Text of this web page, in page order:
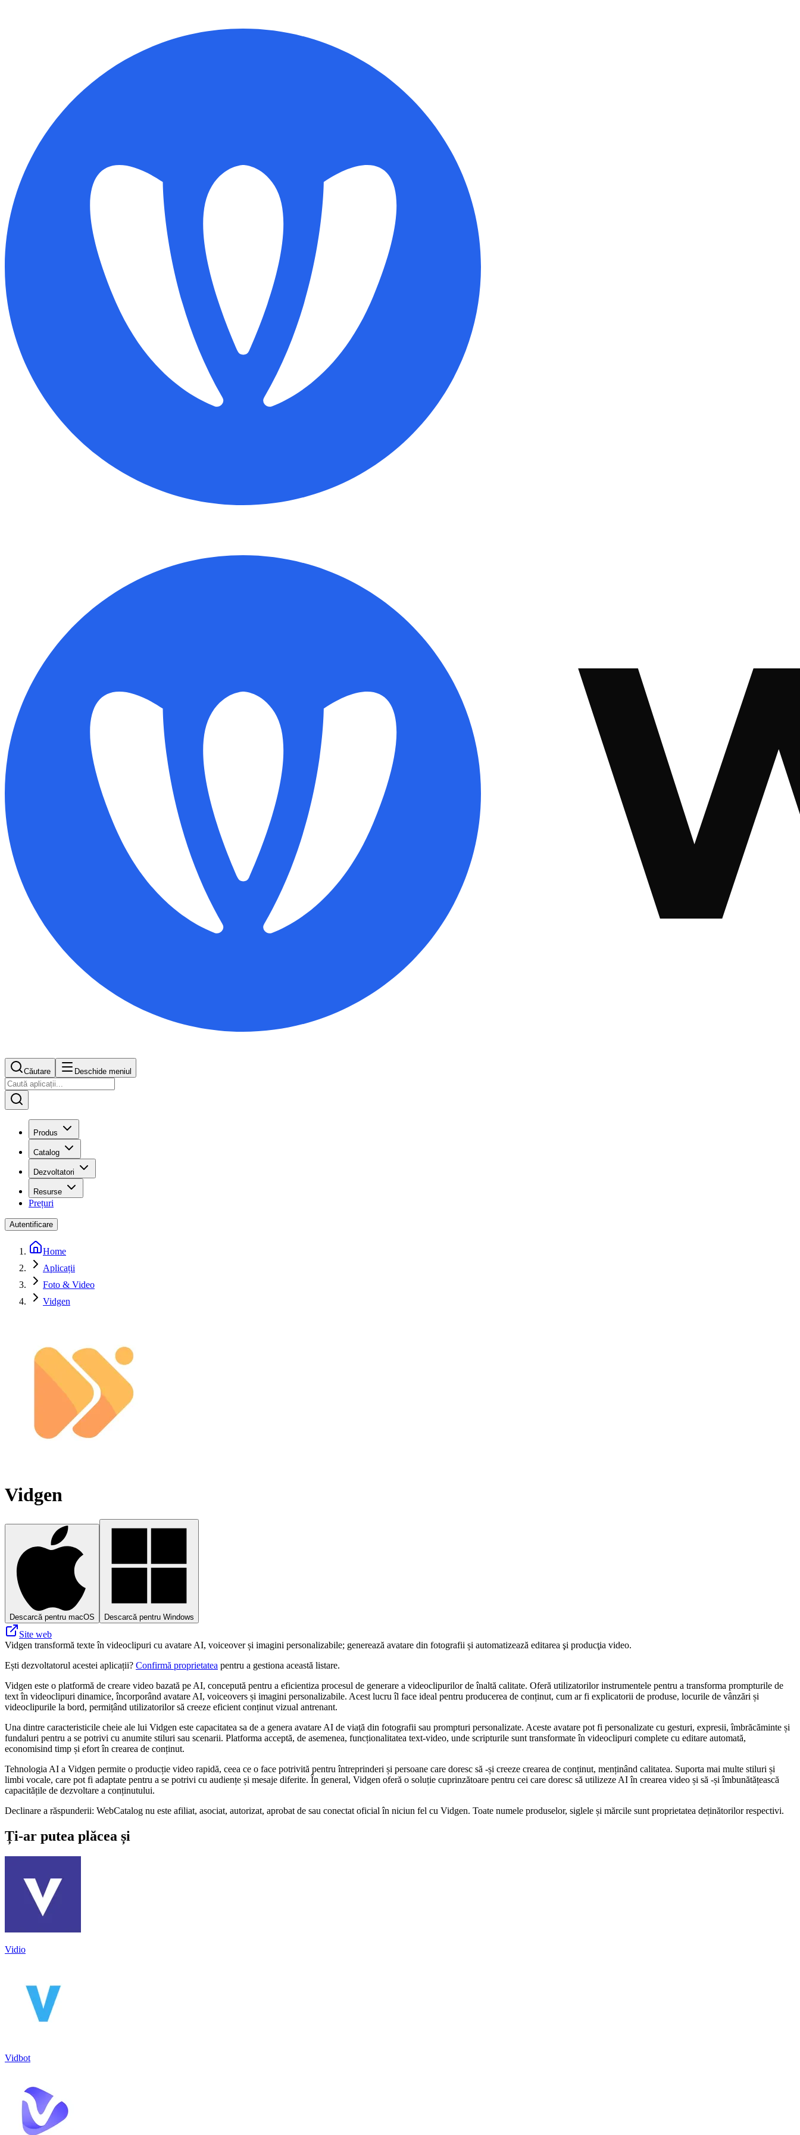
Căutare Deschide meniul
Produs
Catalog
Dezvoltatori
Resurse
Prețuri
Autentificare
Home
Aplicații
Foto & Video
Vidgen
Vidgen
Descarcă pentru macOS Descarcă pentru Windows
Site web
Vidgen transformă texte în videoclipuri cu avatare AI, voiceover și imagini personalizabile; generează avatare din fotografii și automatizează editarea şi producţia video.
Ești dezvoltatorul acestei aplicații? Confirmă proprietatea pentru a gestiona această listare.
Vidgen este o platformă de creare video bazată pe AI, concepută pentru a eficientiza procesul de generare a videoclipurilor de înaltă calitate. Oferă utilizatorilor instrumentele pentru a transforma prompturile de
text în videoclipuri dinamice, încorporând avatare AI, voiceovers și imagini personalizabile. Acest lucru îl face ideal pentru producerea de conținut, cum ar fi explicatorii de produse, locurile de vânzări și
videoclipurile la bord, permițând utilizatorilor să creeze eficient conținut vizual antrenant.
Una dintre caracteristicile cheie ale lui Vidgen este capacitatea sa de a genera avatare AI de viață din fotografii sau prompturi personalizate. Aceste avatare pot fi personalizate cu gesturi, expresii, îmbrăcăminte și
fundaluri pentru a se potrivi cu anumite stiluri sau scenarii. Platforma acceptă, de asemenea, funcționalitatea text-video, unde scripturile sunt transformate în videoclipuri complete cu editare automată,
economisind timp și efort în crearea de conținut.
Tehnologia AI a Vidgen permite o producție video rapidă, ceea ce o face potrivită pentru întreprinderi și persoane care doresc să -și creeze crearea de conținut, menținând calitatea. Suporta mai multe stiluri și
limbi vocale, care pot fi adaptate pentru a se potrivi cu audiențe și mesaje diferite. În general, Vidgen oferă o soluție cuprinzătoare pentru cei care doresc să utilizeze AI în crearea video și să -și îmbunătățească
capacitățile de dezvoltare a conținutului.
Declinare a răspunderii: WebCatalog nu este afiliat, asociat, autorizat, aprobat de sau conectat oficial în niciun fel cu Vidgen. Toate numele produselor, siglele și mărcile sunt proprietatea deținătorilor respectivi.
Ți-ar putea plăcea și
Vidio
Vidbot